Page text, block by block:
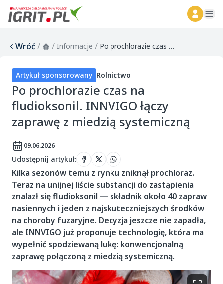
Wróć/ / Informacje / Po prochlorazie czas na fludioksonil. INNVIGO łączy zaprawę z miedzią systemiczną
Artykuł sponsorowany Rolnictwo
Po prochlorazie czas na
fludioksonil. INNVIGO łączy
zaprawę z miedzią systemiczną
09.06.2026
Udostępnij artykuł:
Kilka sezonów temu z rynku zniknął prochloraz.
Teraz na unijnej liście substancji do zastąpienia
znalazł się fludioksonil — składnik około 40 zapraw
nasiennych i jeden z najskuteczniejszych środków
na choroby fuzaryjne. Decyzja jeszcze nie zapadła,
ale INNVIGO już proponuje technologię, która ma
wypełnić spodziewaną lukę: konwencjonalną
zaprawę połączoną z miedzią systemiczną.